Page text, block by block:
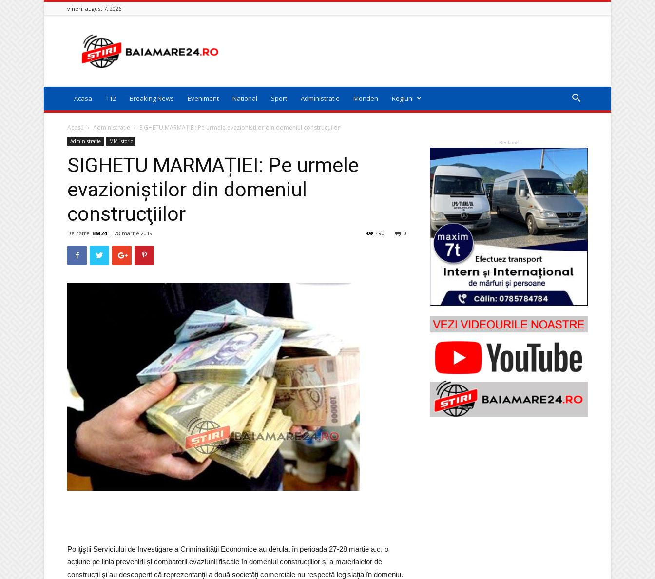
vineri, august 7, 2026
Baia
Mare
24
Acasa 112 Breaking News Eveniment National Sport Administratie Monden Regiuni
Acasă Administratie SIGHETU MARMAȚIEI: Pe urmele evazioniştilor din domeniul construcţiilor
Administratie MM Istoric
SIGHETU MARMAȚIEI: Pe urmele
evazioniştilor din domeniul
construcţiilor
De către BM24 - 28 martie 2019 0
490
Poliţiştii Serviciului de Investigare a Criminalității Economice au derulat în perioada 27-28 martie a.c. o
acțiune pe linia prevenirii și combaterii evaziunii fiscale în domeniul construcțiilor și a materialelor de
construcții şi au descoperit că reprezentanţii a două societăţi comerciale nu respectă legislaţia în domeniu.
- Reclame -